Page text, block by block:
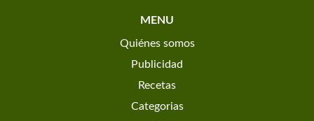
MENU
Quiénes somos
Publicidad
Recetas
Categorias